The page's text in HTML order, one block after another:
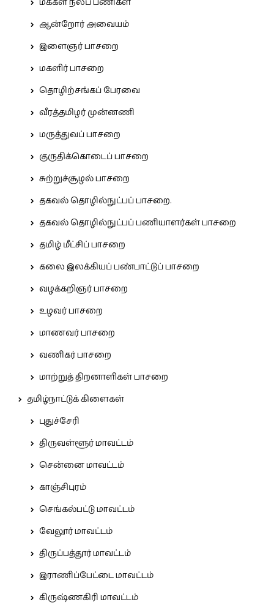
ஆன்றோர் அவையம்
இளைஞர் பாசறை
மகளிர் பாசறை
தொழிற்சங்கப் பேரவை
வீரத்தமிழர் முன்னணி
மருத்துவப் பாசறை
குருதிக்கொடைப் பாசறை
சுற்றுச்சூழல் பாசறை
தகவல் தொழில்நுட்பப் பாசறை.
தகவல் தொழில்நுட்பப் பணியாளர்கள் பாசறை
தமிழ் மீட்சிப் பாசறை
கலை இலக்கியப் பண்பாட்டுப் பாசறை
வழக்கறிஞர் பாசறை
உழவர் பாசறை
மாணவர் பாசறை
வணிகர் பாசறை
மாற்றுத் திறனாளிகள் பாசறை
தமிழ்நாட்டுக் கிளைகள்
புதுச்சேரி
திருவள்ளூர் மாவட்டம்
சென்னை மாவட்டம்
காஞ்சிபுரம்
செங்கல்பட்டு மாவட்டம்
வேலூர் மாவட்டம்
திருப்பத்தூர் மாவட்டம்
இராணிப்பேட்டை மாவட்டம்
கிருஷ்ணகிரி மாவட்டம்